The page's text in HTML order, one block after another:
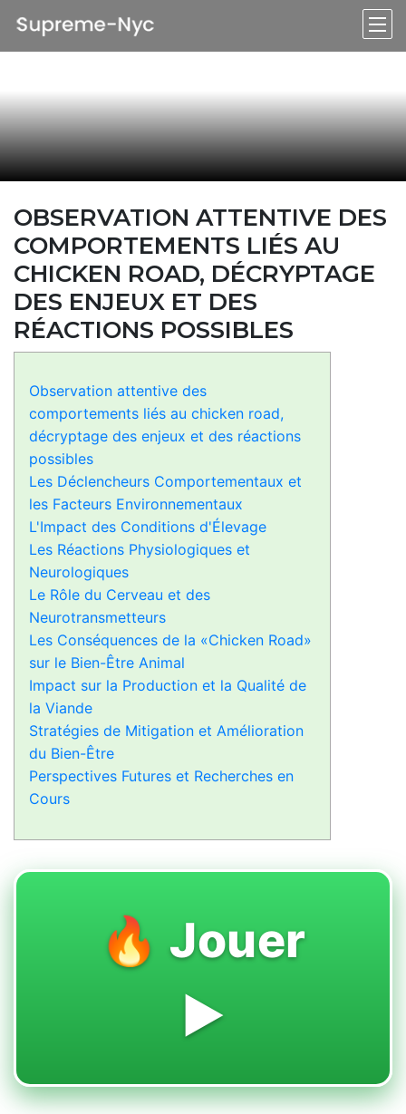
OBSERVATION ATTENTIVE DES
COMPORTEMENTS LIÉS AU
CHICKEN ROAD, DÉCRYPTAGE
DES ENJEUX ET DES
RÉACTIONS POSSIBLES
Observation attentive des
comportements liés au chicken road,
décryptage des enjeux et des réactions
possibles
Les Déclencheurs Comportementaux et
les Facteurs Environnementaux
L'Impact des Conditions d'Élevage
Les Réactions Physiologiques et
Neurologiques
Le Rôle du Cerveau et des
Neurotransmetteurs
Les Conséquences de la «Chicken Road»
sur le Bien-Être Animal
Impact sur la Production et la Qualité de
la Viande
Stratégies de Mitigation et Amélioration
du Bien-Être
Perspectives Futures et Recherches en
Cours
🔥 Jouer
▶️